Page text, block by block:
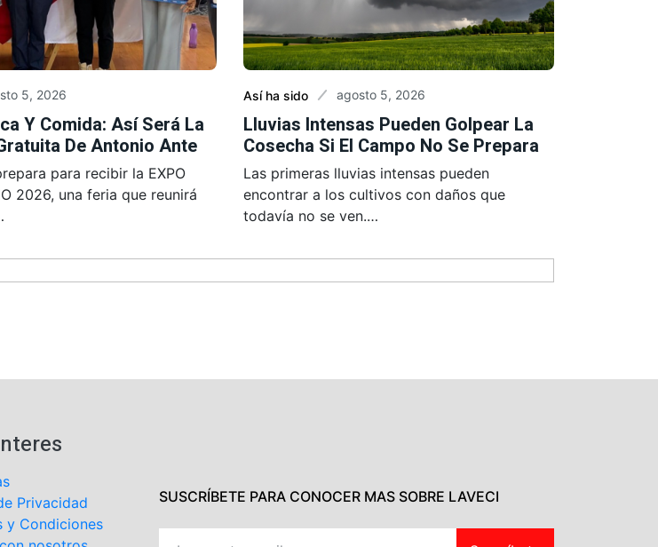
5, 2026
Y Comida: Así Será La
De Antonio Ante
para recibir la EXPO
2026, una feria que reunirá
Así ha sido agosto 5, 2026
Lluvias Intensas Pueden Golpear La
Cosecha Si El Campo No Se Prepara
Las primeras lluvias intensas pueden
encontrar a los cultivos con daños que
todavía no se ven.…
Privacidad
y Condiciones
SUSCRÍBETE PARA CONOCER MAS SOBRE LAVECI